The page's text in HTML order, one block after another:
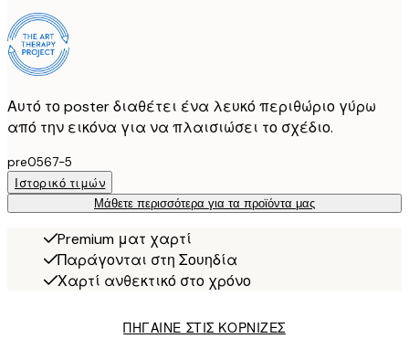
Αυτό το poster διαθέτει ένα λευκό περιθώριο γύρω
από την εικόνα για να πλαισιώσει το σχέδιο.
pre0567-5
Ιστορικό τιμών
Μάθετε περισσότερα για τα προϊόντα μας
Premium ματ χαρτί
Παράγονται στη Σουηδία
Χαρτί ανθεκτικό στο χρόνο
ΠΗΓΑΙΝΕ ΣΤΙΣ ΚΟΡΝΙΖΕΣ